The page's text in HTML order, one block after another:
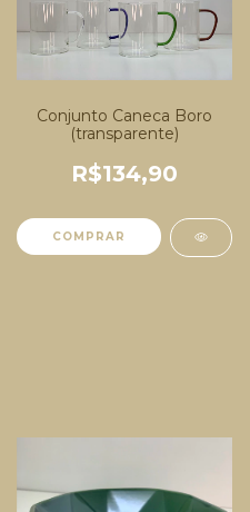
Conjunto Caneca Boro
(transparente)
R$134,90